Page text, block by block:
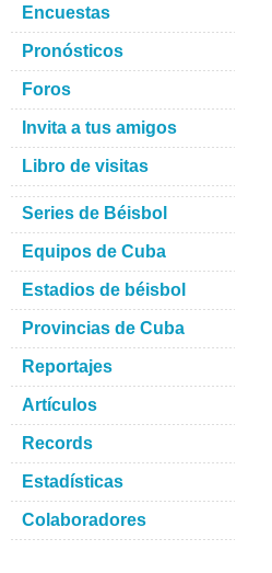
Encuestas
Pronósticos
Foros
Invita a tus amigos
Libro de visitas
Series de Béisbol
Equipos de Cuba
Estadios de béisbol
Provincias de Cuba
Reportajes
Artículos
Records
Estadísticas
Colaboradores